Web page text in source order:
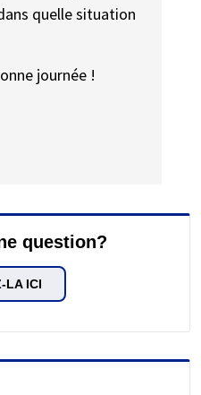
quelle situation
journée !
question?
LA ICI